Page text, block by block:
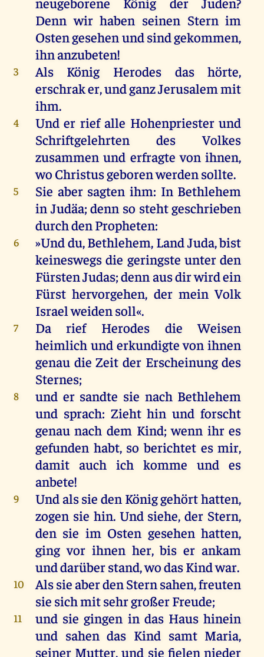
Denn wir haben seinen Stern im
Ostengesehenundsindgekommen,
ihnanzubeten!
3 Als König Herodes das hörte,
erschraker,undganzJerusalemmit
ihm.
4 Und er rief alle Hohenpriester und
Schriftgelehrten
des
Volkes
zusammen und erfragtevon ihnen,
wo Christusgeborenwerdensollte.
5 Sie aber sagten ihm: In Bethlehem
in Judäa;denn so stehtgeschrieben
durchdenPropheten:
6 »Unddu,Bethlehem, LandJuda,bist
keineswegsdie geringste unter den
FürstenJudas;dennausdirwirdein
Fürst hervorgehen, der mein Volk
Israelweidensoll«.
7 Da rief Herodes die
Weisen
heimlich underkundigtevon ihnen
genau die Zeit der Erscheinung des
Sternes;
8 und er sandte sie nach Bethlehem
und sprach: Zieht hin und forscht
genaunach dem Kind;wenn ihr es
gefunden habt, so berichtet es mir,
damit auch ich komme und es
anbete!
9 Undalssie den Königgehörthatten,
zogen sie hin. Und siehe,der Stern,
den sie im Osten gesehen hatten,
ging vor ihnen her,bis er ankam
unddarüberstand,wodasKindwar.
10 AlssieaberdenSternsahen,freuten
sie sichmitsehrgroßerFreude;
11 und sie gingen in das Haus hinein
und sahen das Kind samt Maria,
seiner Mutter,und sie fielen nieder